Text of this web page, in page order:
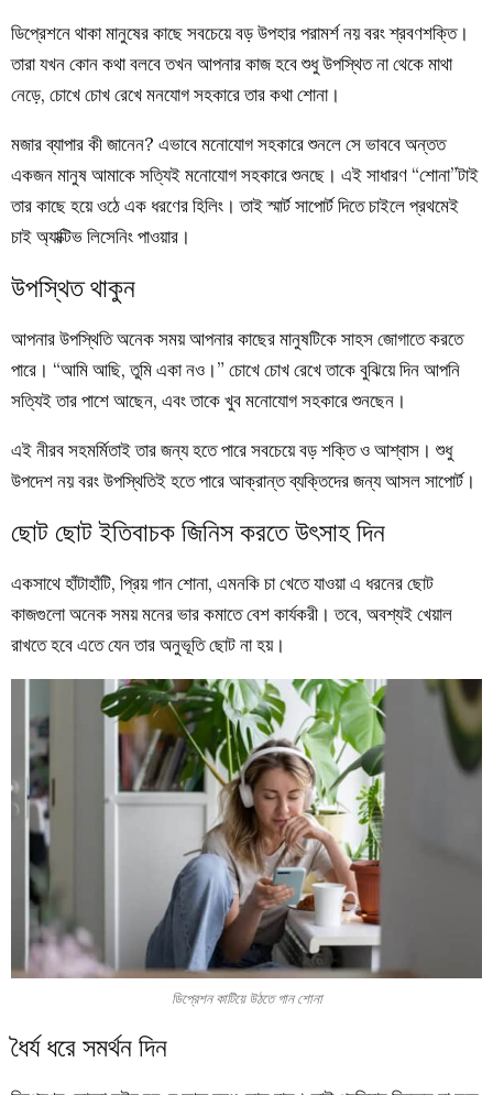
ডিপ্রেশনে থাকা মানুষের কাছে সবচেয়ে বড় উপহার পরামর্শ নয় বরং শ্রবণশক্তি।
তারা যখন কোন কথা বলবে তখন আপনার কাজ হবে শুধু উপস্থিত না থেকে মাথা
নেড়ে, চোখে চোখ রেখে মনযোগ সহকারে তার কথা শোনা।
মজার ব্যাপার কী জানেন? এভাবে মনোযোগ সহকারে শুনলে সে ভাববে অন্তত
একজন মানুষ আমাকে সত্যিই মনোযোগ সহকারে শুনছে। এই সাধারণ “শোনা”টাই
তার কাছে হয়ে ওঠে এক ধরণের হিলিং। তাই স্মার্ট সাপোর্ট দিতে চাইলে প্রথমেই
চাই অ্যাক্টিভ লিসেনিং পাওয়ার।
উপস্থিত থাকুন
আপনার উপস্থিতি অনেক সময় আপনার কাছের মানুষটিকে সাহস জোগাতে করতে
পারে। “আমি আছি, তুমি একা নও।” চোখে চোখ রেখে তাকে বুঝিয়ে দিন আপনি
সত্যিই তার পাশে আছেন, এবং তাকে খুব মনোযোগ সহকারে শুনছেন।
এই নীরব সহমর্মিতাই তার জন্য হতে পারে সবচেয়ে বড় শক্তি ও আশ্বাস। শুধু
উপদেশ নয় বরং উপস্থিতিই হতে পারে আক্রান্ত ব্যক্তিদের জন্য আসল সাপোর্ট।
ছোট ছোট ইতিবাচক জিনিস করতে উৎসাহ দিন
একসাথে হাঁটাহাঁটি, প্রিয় গান শোনা, এমনকি চা খেতে যাওয়া এ ধরনের ছোট
কাজগুলো অনেক সময় মনের ভার কমাতে বেশ কার্যকরী। তবে, অবশ্যই খেয়াল
রাখতে হবে এতে যেন তার অনুভূতি ছোট না হয়।
ডিপ্রেশন কাটিয়ে উঠতে গান শোনা
ধৈর্য ধরে সমর্থন দিন